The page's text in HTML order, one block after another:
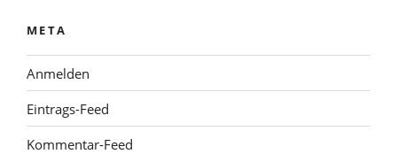
META
Anmelden
Eintrags-Feed
Kommentar-Feed